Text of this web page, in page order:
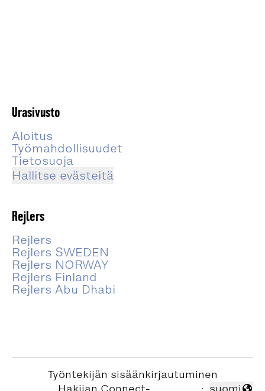
Urasivusto
Aloitus
Työmahdollisuudet
Tietosuoja
Hallitse evästeitä
Rejlers
Rejlers
Rejlers SWEDEN
Rejlers NORWAY
Rejlers Finland
Rejlers Abu Dhabi
Työntekijän sisäänkirjautuminen